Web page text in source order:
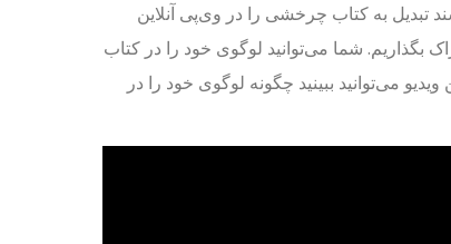
تبدیل به کتاب چرخشی را در وی‌پی آنلاین
بگذاریم. شما می‌توانید لوگوی خود را در کتاب
می‌توانید ببینید چگونه لوگوی خود را در